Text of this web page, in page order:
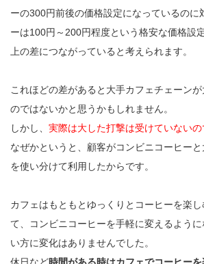
ーの300円前後の価格設定になっているのに
ーは100円～200円程度という格安な価格設
上の差につながっていると考えられます。
これほどの差があると大手カフェチェーン
のではないかと思うかもしれません。
しかし、 実際は大した打撃は受けていないの
なぜかというと、顧客がコンビニコーヒー
を使い分けて利用したからです。
カフェはもともとゆっくりとコーヒーを楽
て、コンビニコーヒーを手軽に変えるよう
い方に変化はありませんでした。